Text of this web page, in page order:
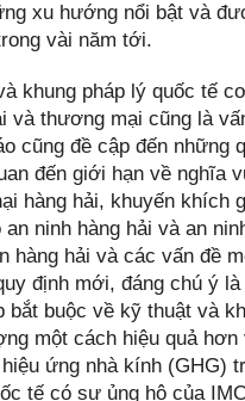
xu hướng nổi bật và
vài năm tới.
khung pháp lý quốc tế
và thương mại cũng là
cũng đề cập đến những
đến giới hạn về nghĩa
hàng hải, khuyến khích
ninh hàng hải và an
hàng hải và các vấn đề
định mới, đáng chú ý
bắt buộc về kỹ thuật và
một cách hiệu quả hơn
ứng nhà kính (GHG)
tế có sự ủng hộ của